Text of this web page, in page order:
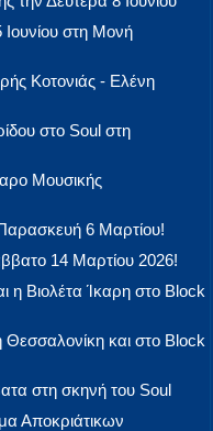
στη Μονή
Κοτονιάς - Ελένη
στο Soul στη
Μουσικής
6 Μαρτίου!
14 Μαρτίου 2026!
η Βιολέτα Ίκαρη στο Block
και στο Block
στη σκηνή του Soul
Αποκριάτικων